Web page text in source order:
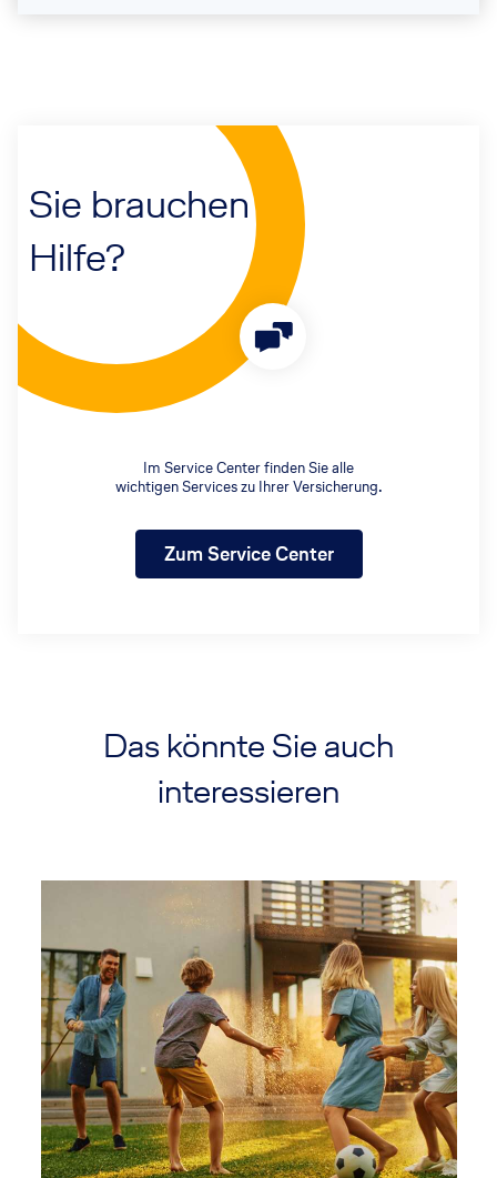
Sie brauchen
Hilfe?
Im Service Center finden Sie alle
wichtigen Services zu Ihrer Versicherung.
Zum Service Center
Das könnte Sie auch
interessieren